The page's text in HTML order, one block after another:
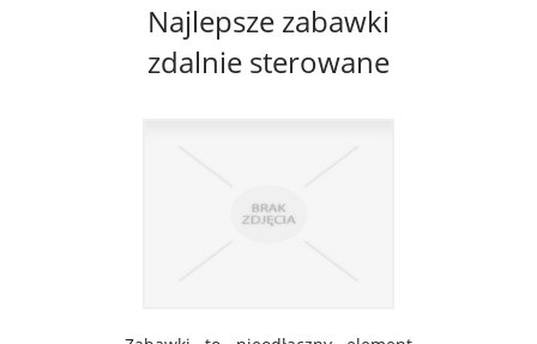
Najlepsze zabawki
zdalnie sterowane